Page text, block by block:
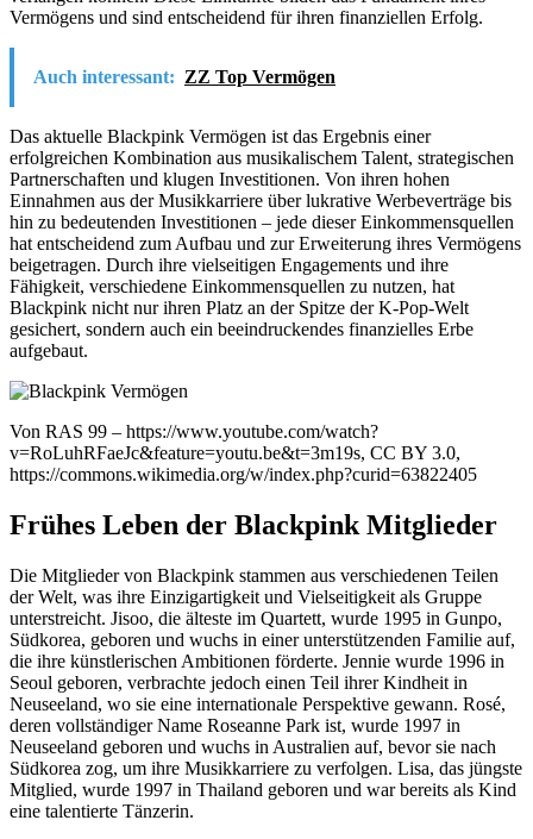
Vermögens und sind entscheidend für ihren finanziellen Erfolg.
Auch interessant: ZZ Top Vermögen
Das aktuelle Blackpink Vermögen ist das Ergebnis einer
erfolgreichen Kombination aus musikalischem Talent, strategischen
Partnerschaften und klugen Investitionen. Von ihren hohen
Einnahmen aus der Musikkarriere über lukrative Werbeverträge bis
hin zu bedeutenden Investitionen – jede dieser Einkommensquellen
hat entscheidend zum Aufbau und zur Erweiterung ihres Vermögens
beigetragen. Durch ihre vielseitigen Engagements und ihre
Fähigkeit, verschiedene Einkommensquellen zu nutzen, hat
Blackpink nicht nur ihren Platz an der Spitze der K-Pop-Welt
gesichert, sondern auch ein beeindruckendes finanzielles Erbe
aufgebaut.
Von RAS 99 – https://www.youtube.com/watch?
v=RoLuhRFaeJc&feature=youtu.be&t=3m19s, CC BY 3.0,
https://commons.wikimedia.org/w/index.php?curid=63822405
Frühes Leben der Blackpink Mitglieder
Die Mitglieder von Blackpink stammen aus verschiedenen Teilen
der Welt, was ihre Einzigartigkeit und Vielseitigkeit als Gruppe
unterstreicht. Jisoo, die älteste im Quartett, wurde 1995 in Gunpo,
Südkorea, geboren und wuchs in einer unterstützenden Familie auf,
die ihre künstlerischen Ambitionen förderte. Jennie wurde 1996 in
Seoul geboren, verbrachte jedoch einen Teil ihrer Kindheit in
Neuseeland, wo sie eine internationale Perspektive gewann. Rosé,
deren vollständiger Name Roseanne Park ist, wurde 1997 in
Neuseeland geboren und wuchs in Australien auf, bevor sie nach
Südkorea zog, um ihre Musikkarriere zu verfolgen. Lisa, das jüngste
Mitglied, wurde 1997 in Thailand geboren und war bereits als Kind
eine talentierte Tänzerin.